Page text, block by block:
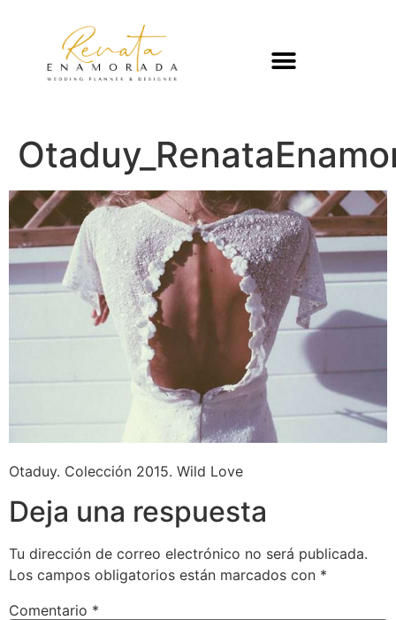
Otaduy. Colección 2015. Wild Love
Deja una respuesta
Tu dirección de correo electrónico no será publicada.
Los campos obligatorios están marcados con *
Comentario *